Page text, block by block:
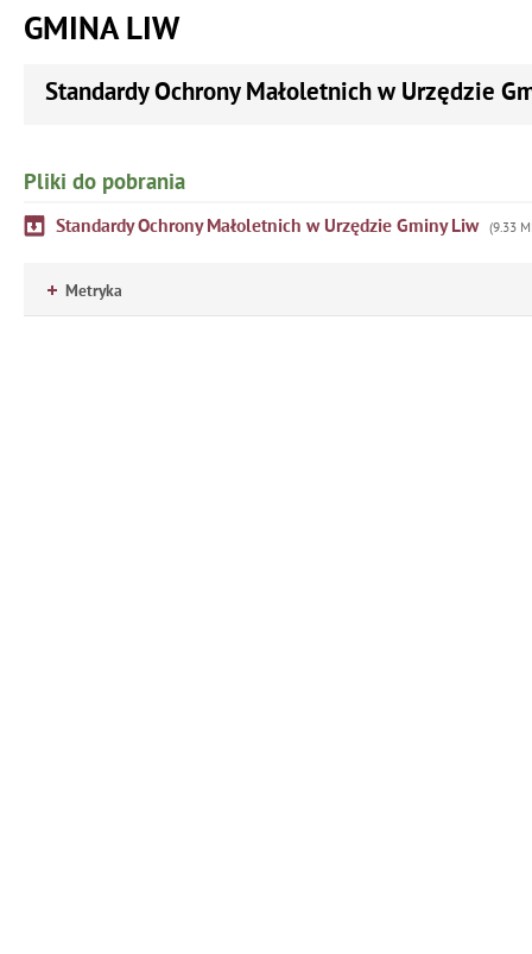
GMINA LIW
Standardy Ochrony Małoletnich w Urzędzie
Pliki do pobrania
Standardy Ochrony Małoletnich w Urzędzie Gminy Liw (9.33
Metryka